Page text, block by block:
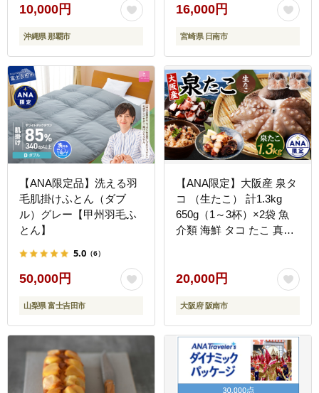
10,000円
沖縄県 那覇市
から揚げ チキン南蛮 焼肉
万能食材 簡単調理 おすす
め ご褒美 記念日 お祝い
贈り物 ギフト 日南市 宮
崎県 送料無料_CA56-24
16,000円
宮崎県 日南市
【ANA限定品】洗える羽
毛肌掛けふとん（ダブ
ル）グレー【甲州羽毛ふ
とん】
5.0 （6）
50,000円
山梨県 富士吉田市
【ANA限定】大阪産 泉タ
コ （生たこ） 計1.3kg
650g（1～3杯）×2袋 魚
介類 海鮮 タコ たこ 真蛸
20,000円
大阪府 阪南市